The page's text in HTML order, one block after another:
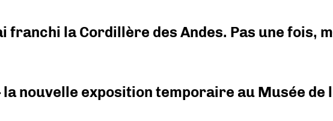
franchi la Cordillère des Andes. Pas une fois,
la nouvelle exposition temporaire au Musée de